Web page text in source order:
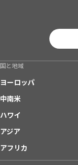
国と地域
ヨーロッパ
中南米
ハワイ
アジア
アフリカ